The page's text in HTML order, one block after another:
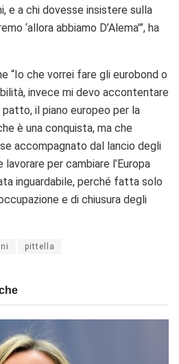
e a chi dovesse insistere sulla
‘allora abbiamo D’Alema'”, ha
“Io che vorrei fare gli eurobond o
invece mi devo accontentare
il piano europeo per la
è una conquista, ma che
accompagnato dal lancio degli
per cambiare l’Europa
inguardabile, perché fatta solo
e di chiusura degli
pittella